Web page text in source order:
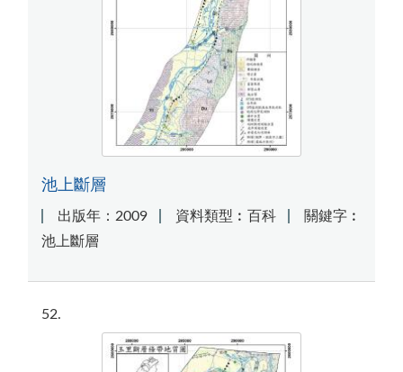
池上斷層
出版年：2009 資料類型︰百科
關鍵字︰
池上斷層
52